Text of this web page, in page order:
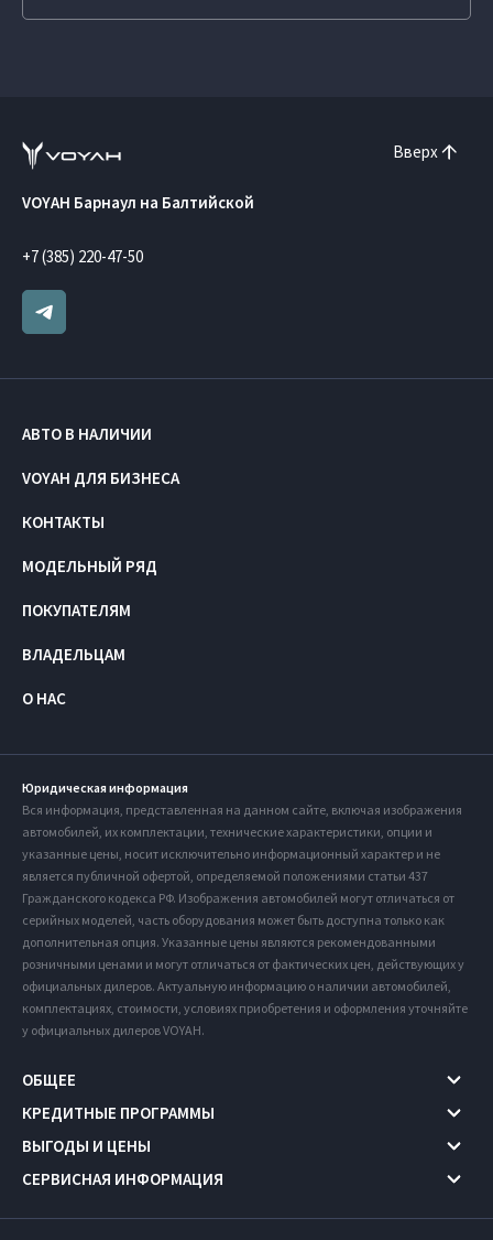
Вверх
VOYAH Барнаул на Балтийской
+7 (385) 220-47-50
АВТО В НАЛИЧИИ
VOYAH ДЛЯ БИЗНЕСА
КОНТАКТЫ
МОДЕЛЬНЫЙ РЯД
ПОКУПАТЕЛЯМ
ВЛАДЕЛЬЦАМ
О НАС
Юридическая информация
Вся информация, представленная на данном сайте, включая изображения
автомобилей, их комплектации, технические характеристики, опции и
указанные цены, носит исключительно информационный характер и не
является публичной офертой, определяемой положениями статьи 437
Гражданского кодекса РФ. Изображения автомобилей могут отличаться от
серийных моделей, часть оборудования может быть доступна только как
дополнительная опция. Указанные цены являются рекомендованными
розничными ценами и могут отличаться от фактических цен, действующих у
официальных дилеров. Актуальную информацию о наличии автомобилей,
комплектациях, стоимости, условиях приобретения и оформления уточняйте
у официальных дилеров VOYAH.
ОБЩЕЕ
КРЕДИТНЫЕ ПРОГРАММЫ
ВЫГОДЫ И ЦЕНЫ
СЕРВИСНАЯ ИНФОРМАЦИЯ